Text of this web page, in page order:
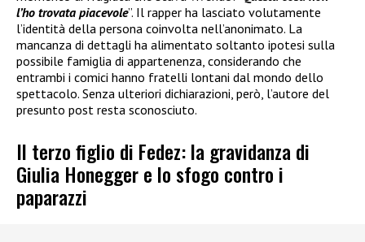
l’ho trovata piacevole”. Il rapper ha lasciato volutamente
l’identità della persona coinvolta nell’anonimato. La
mancanza di dettagli ha alimentato soltanto ipotesi sulla
possibile famiglia di appartenenza, considerando che
entrambi i comici hanno fratelli lontani dal mondo dello
spettacolo. Senza ulteriori dichiarazioni, però, l’autore del
presunto post resta sconosciuto.
Il terzo figlio di Fedez: la gravidanza di
Giulia Honegger e lo sfogo contro i
paparazzi